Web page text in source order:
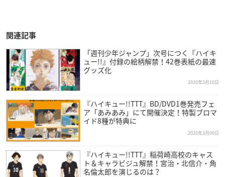
関連記事
「週刊少年ジャンプ」次号につく『ハイキ
ュー!!』付録の絵柄解禁！42巻表紙の最速
グッズ化
2020年3月10日
『ハイキュー!!TTT』BD/DVD1巻発売フェ
ア「あみあみ」にて開催決定！特製ブロマ
イド8種が特典に
2020年3月06日
『ハイキュー!!TTT』稲荷崎高校のキャス
ト＆キャラビジュ解禁！宮治・北信介・角
名倫太郎を演じるのは？